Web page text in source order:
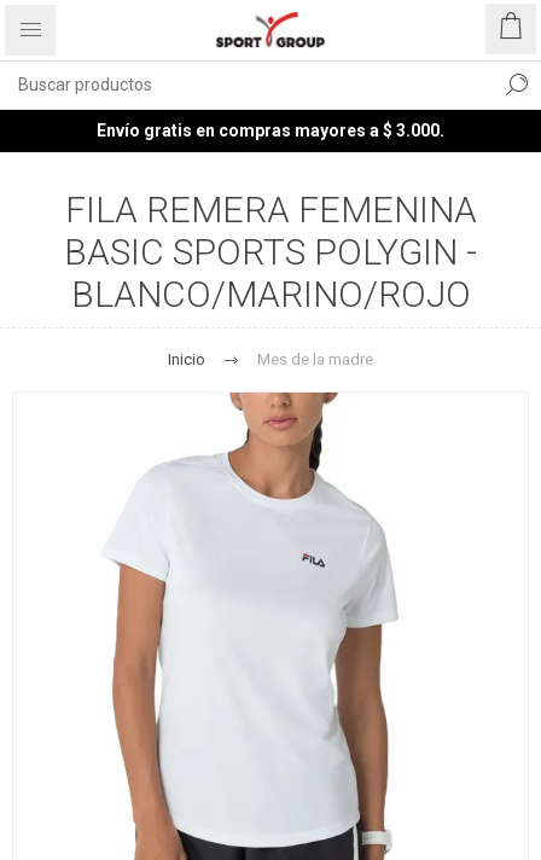
Envío gratis en compras mayores a $ 3.000.
FILA REMERA FEMENINA
BASIC SPORTS POLYGIN -
BLANCO/MARINO/ROJO
Inicio Mes de la madre